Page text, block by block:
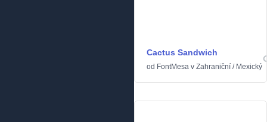
Cactus Sandwich
od FontMesa v Zahraniční / Mexický